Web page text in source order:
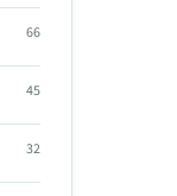
66
45
32